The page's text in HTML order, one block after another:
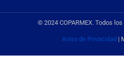
© 2024 COPARMEX. Todos
Aviso de Privacidad|